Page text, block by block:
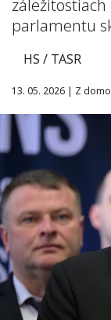
parlamentu
HS / TASR
13. 05. 2026 | Z